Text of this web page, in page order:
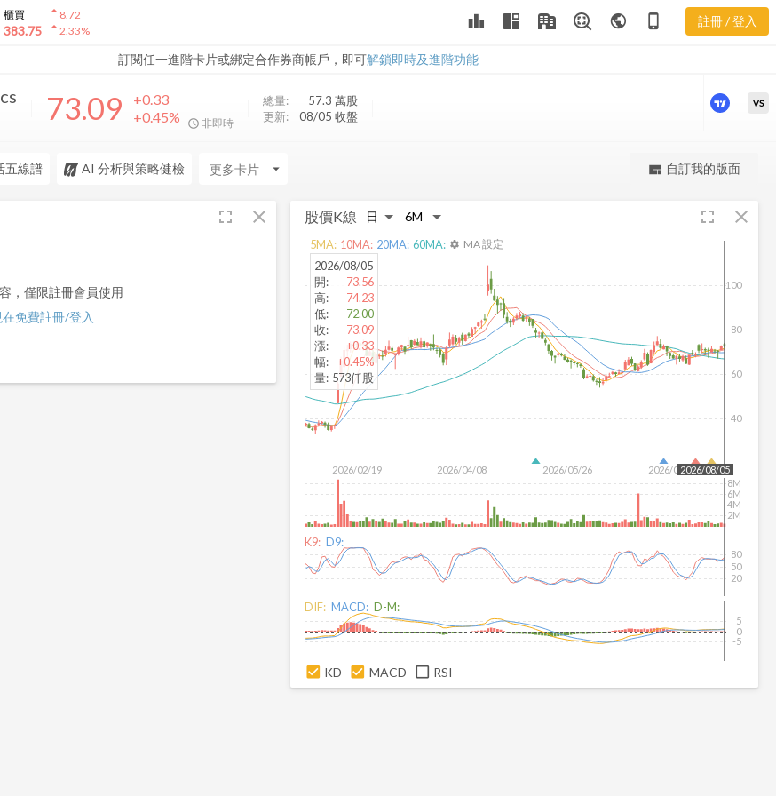
櫃買
383.75
arrow_drop_up8.72
arrow_drop_up2.33% leaderboard public phone_iphone 註冊 / 登入
訂閱任一進階卡片或綁定合作券商帳戶，即可解鎖即時及進階功能
勢
73.09
+0.33
+0.45%
非即時
總量: 57.3 萬股
更新:
08/05 收盤
更強大的進階價量圖表
VS
五線譜 AI 分析與策略健檢 arrow_drop_down view_quilt 自訂我的版面
fullscreen close
，僅限註冊會員使用
在免費註冊/登入
股價K線 fullscreen close
2026/02/19 2026/04/08 2026/05/26 2026/07/14
40
60
80
100
2026/08/05
2M
4M
6M
8M
2026/08/05
開:
73.56
高:
74.23
低:
72.00
收:
73.09
漲:
+0.33
幅:
+0.45%
量: 573仟股
5MA: 10MA: 20MA: 60MA: settings MA 設定
K9: D9:
20
50
80
DIF: MACD: D-M:
-5
0
5
KD MACD RSI